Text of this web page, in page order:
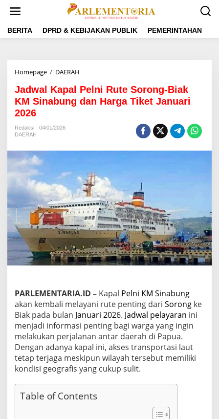
t
BERITA DPRD & KEBIJAKAN PUBLIK PEMERINTAHAN
Homepage / DAERAH
d
w
a
a
e
n
i
R
u
t
e
S
o
r
-
B
i
a
k
K
M
S
i
b
Jadwal Kapal Pelni Rute Sorong-Biak
KM Sinabung dan Harga Tiket Januari
2026
Redaksi
04/01/2026
DAERAH
PARLEMENTARIA.ID – Kapal Pelni KM Sinabung
akan kembali melayani rute penting dari Sorong ke
Biak pada bulan Januari 2026. Jadwal pelayaran ini
menjadi informasi penting bagi warga yang ingin
melakukan perjalanan antar daerah di Papua.
Dengan adanya kapal ini, akses transportasi laut
tetap terjaga meskipun wilayah tersebut memiliki
kondisi geografis yang cukup sulit.
Table of Contents